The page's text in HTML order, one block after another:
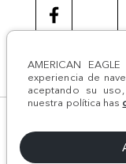
AMERICAN
experiencia de
aceptando su
nuestra política has
NIT:800.069.933-6 | CII